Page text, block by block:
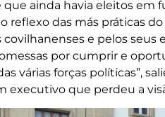
ainda havia eleitos em
reflexo das más práticas
e pelos seus
por cumprir e
várias forças políticas”,
executivo que perdeu a